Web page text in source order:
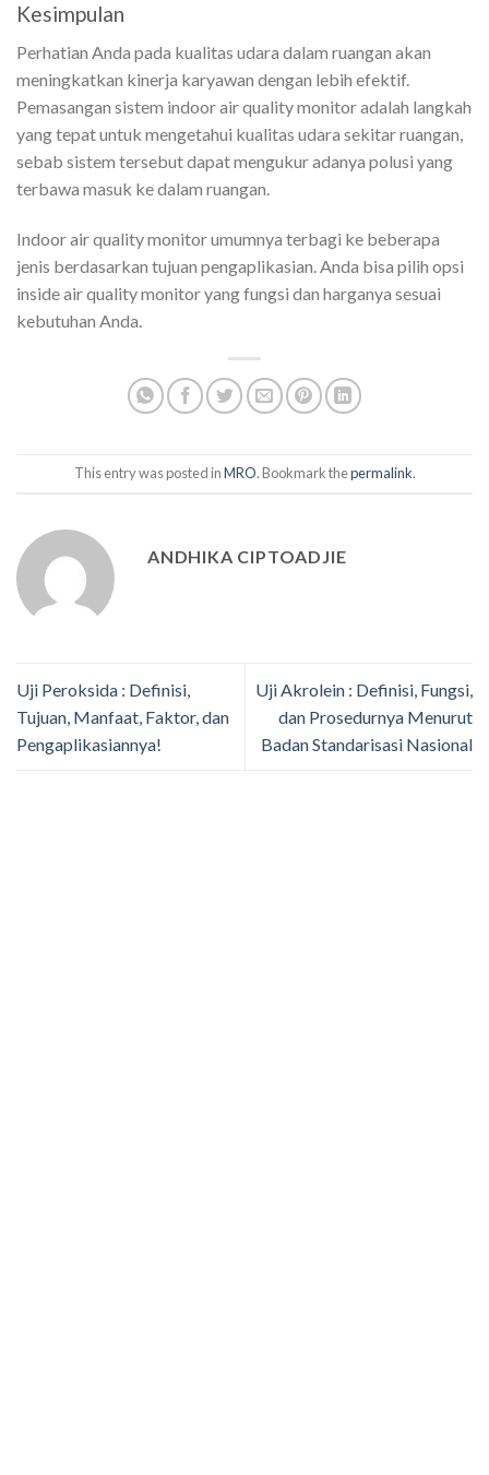
Kesimpulan
Perhatian Anda pada kualitas udara dalam ruangan akan
meningkatkan kinerja karyawan dengan lebih efektif.
Pemasangan sistem indoor air quality monitor adalah langkah
yang tepat untuk mengetahui kualitas udara sekitar ruangan,
sebab sistem tersebut dapat mengukur adanya polusi yang
terbawa masuk ke dalam ruangan.
Indoor air quality monitor umumnya terbagi ke beberapa
jenis berdasarkan tujuan pengaplikasian. Anda bisa pilih opsi
inside air quality monitoryang fungsi dan harganya sesuai
kebutuhan Anda.
This entry was posted inMRO. Bookmark thepermalink.
ANDHIKA CIPTOADJIE
Uji Peroksida : Definisi,
Tujuan, Manfaat, Faktor, dan
Pengaplikasiannya!
Uji Akrolein : Definisi, Fungsi,
dan Prosedurnya Menurut
Badan Standarisasi Nasional